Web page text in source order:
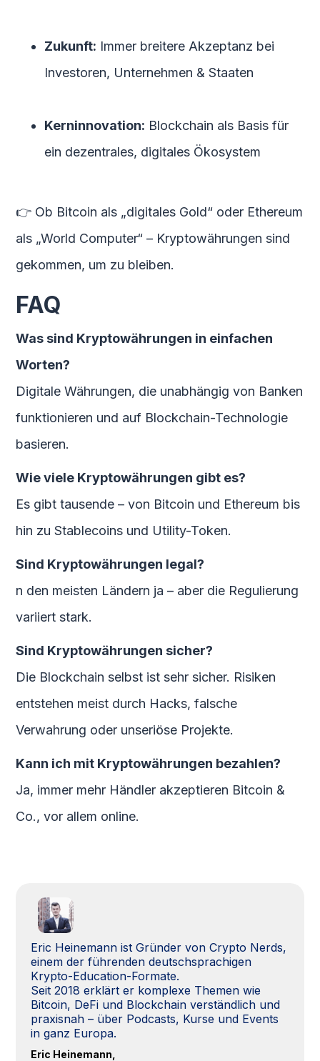
Zukunft: Immer breitere Akzeptanz bei
Investoren, Unternehmen & Staaten
Kerninnovation: Blockchain als Basis für
ein dezentrales, digitales Ökosystem
👉 Ob Bitcoin als „digitales Gold“ oder Ethereum
als „World Computer“ – Kryptowährungen sind
gekommen, um zu bleiben.
FAQ
Was sind Kryptowährungen in einfachen
Worten?
Digitale Währungen, die unabhängig von Banken
funktionieren und auf Blockchain-Technologie
basieren.
Wie viele Kryptowährungen gibt es?
Es gibt tausende – von Bitcoin und Ethereum bis
hin zu Stablecoins und Utility-Token.
Sind Kryptowährungen legal?
n den meisten Ländern ja – aber die Regulierung
variiert stark.
Sind Kryptowährungen sicher?
Die Blockchain selbst ist sehr sicher. Risiken
entstehen meist durch Hacks, falsche
Verwahrung oder unseriöse Projekte.
Kann ich mit Kryptowährungen bezahlen?
Ja, immer mehr Händler akzeptieren Bitcoin &
Co., vor allem online.
Eric Heinemann ist Gründer von Crypto Nerds,
einem der führenden deutschsprachigen
Krypto-Education-Formate.
Seit 2018 erklärt er komplexe Themen wie
Bitcoin, DeFi und Blockchain verständlich und
praxisnah – über Podcasts, Kurse und Events
in ganz Europa.
Eric Heinemann,